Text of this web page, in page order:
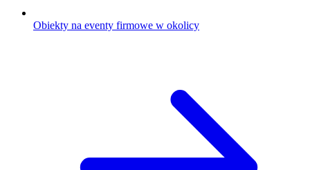
Obiekty na eventy firmowe w okolicy